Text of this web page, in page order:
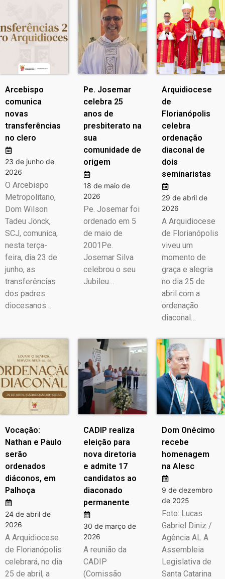
Arcebispo
comunica
novas
transferências
no clero
23 de junho de
2026
O Arcebispo
Metropolitano,
Dom Wilson
Tadeu Jönck,
SCJ, comunica,
nesta terça-
feira, dia 23 de
junho, as
transferências
dos padres
diocesanos…
Pe. Josemar
celebra 25
anos de
presbiterato na
sua
comunidade de
origem
18 de maio de
2026
Pe. Josemar foi
ordenado em 5
de maio de
2001Pe.
Josemar Silva
celebrou o seu
Jubileu…
Arquidiocese
de
Florianópolis
celebra
ordenação
diaconal de
dois
seminaristas
29 de abril de
2026
A Arquidiocese
de Florianópolis
viveu um
momento de
graça e alegria
no dia 25 de
abril com a
ordenação
diaconal…
Vocação:
Nathan e Paulo
serão
ordenados
diáconos, em
Palhoça
24 de abril de
2026
A Arquidiocese
de Florianópolis
celebrará, no dia
25 de abril, a
CADIP realiza
eleição para
nova diretoria
e admite 17
candidatos ao
diaconado
permanente
30 de março de
2026
A reunião da
CADIP
(Comissão
Dom Onécimo
recebe
homenagem
na Alesc
9 de dezembro
de 2025
Foto: Lucas
Gabriel Diniz /
Agência AL A
Assembleia
Legislativa de
Santa Catarina